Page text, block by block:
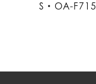
S・OA-F715